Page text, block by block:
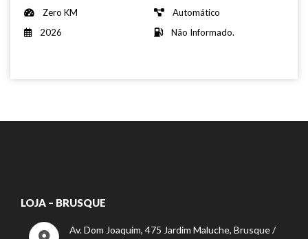
Zero KM
Automático
2026
Não Informado.
LOJA – BRUSQUE
Av. Dom Joaquim, 475 Jardim Maluche, Brusque /